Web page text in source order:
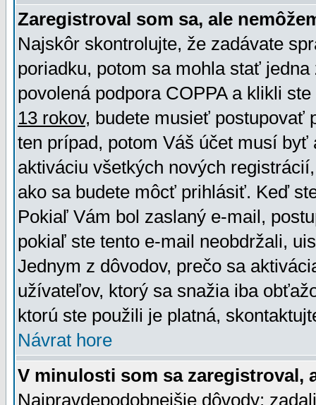
Zaregistroval som sa, ale
Najskôr skontrolujte, že zadávate
poriadku, potom sa mohla stať
povolená podpora COPPA a klikli
13 rokov, budete musieť postupovať
ten prípad, potom Váš účet musí
aktiváciu všetkých nových
ako sa budete môcť prihlásiť. Keď
Pokiaľ Vám bol zaslaný e-mail,
pokiaľ ste tento e-mail neobdržali,
Jednym z dôvodov, prečo sa
užívateľov, ktorý sa snažia iba
ktorú ste použili je platná,
Návrat hore
V minulosti som sa zaregistroval,
Najpravdepodobnejšie dôvody: